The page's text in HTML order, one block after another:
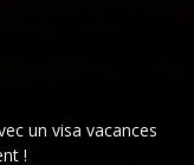
un visa vacances
!